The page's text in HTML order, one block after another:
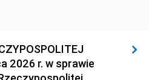
2026 r. w sprawie